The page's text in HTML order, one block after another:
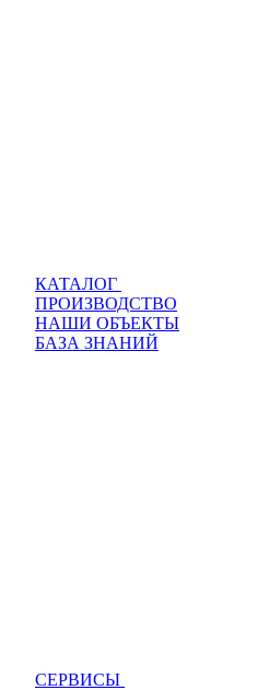
КАТАЛОГ
ПРОИЗВОДСТВО
НАШИ ОБЪЕКТЫ
БАЗА ЗНАНИЙ
СЕРВИСЫ